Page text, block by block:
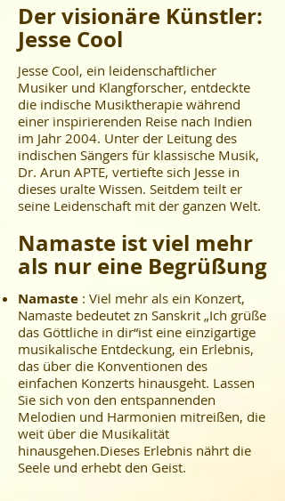
Der visionäre Künstler:
Jesse Cool
Jesse Cool, ein leidenschaftlicher
Musiker und Klangforscher, entdeckte
die indische Musiktherapie während
einer inspirierenden Reise nach Indien
im Jahr 2004. Unter der Leitung des
indischen Sängers für klassische Musik,
Dr. Arun APTE, vertiefte sich Jesse in
dieses uralte Wissen. Seitdem teilt er
seine Leidenschaft mit der ganzen Welt.
Namaste ist viel mehr
als nur eine Begrüßung
Namaste : Viel mehr als ein Konzert,
Namaste bedeutet zn Sanskrit „Ich grüße
das Göttliche in dir“ist eine einzigartige
musikalische Entdeckung, ein Erlebnis,
das über die Konventionen des
einfachen Konzerts hinausgeht. Lassen
Sie sich von den entspannenden
Melodien und Harmonien mitreißen, die
weit über die Musikalität
hinausgehen.Dieses Erlebnis nährt die
Seele und erhebt den Geist.